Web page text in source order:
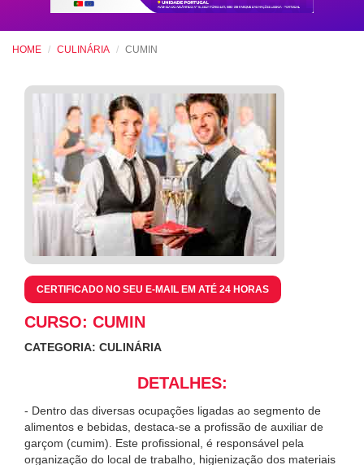
HOME CULINÁRIA CUMIN
CERTIFICADO NO SEU E-MAIL EM ATÉ 24 HORAS
CURSO: CUMIN
CATEGORIA: CULINÁRIA
DETALHES:
- Dentro das diversas ocupações ligadas ao segmento de
alimentos e bebidas, destaca-se a profissão de auxiliar de
garçom (cumim). Este profissional, é responsável pela
organização do local de trabalho, higienização dos materiais